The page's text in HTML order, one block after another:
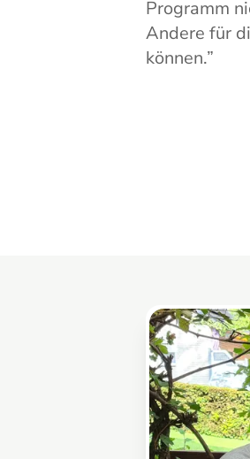
Programm
Andere für
können.”